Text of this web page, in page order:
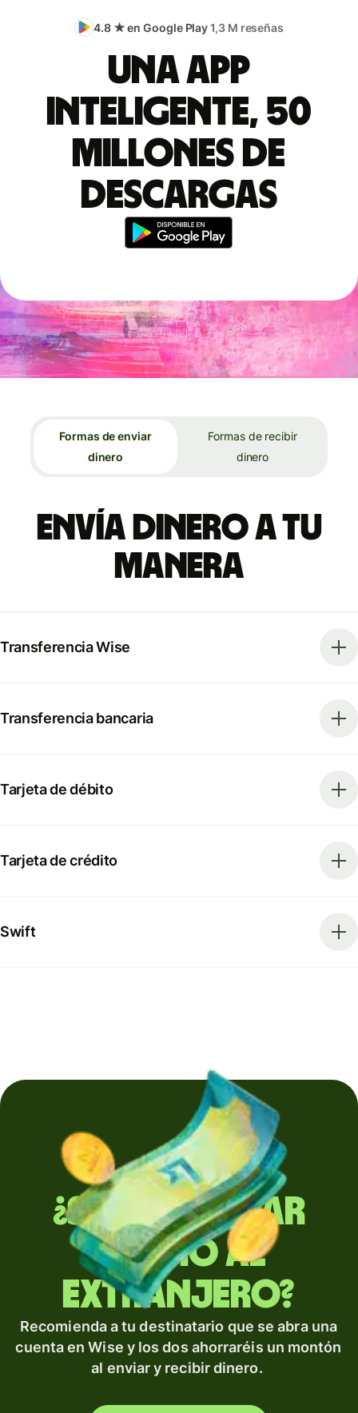
4.8 ★ en Google Play1,3 M reseñas
Una app
inteligente, 50
millones de
descargas
Formas de enviar
dinero
Formas de recibir
dinero
Envía dinero a tu
manera
Transferencia Wise
Transferencia bancaria
Tarjeta de débito
Tarjeta de crédito
Swift
¿Sueles enviar
dinero al
extranjero?
Recomienda a tu destinatario que se abra una
cuenta en Wise y los dos ahorraréis un montón
al enviar y recibir dinero.